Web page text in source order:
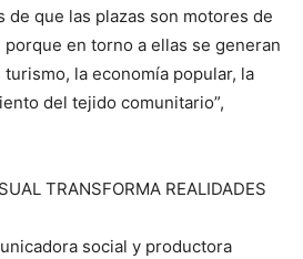
de que las plazas son motores de
en torno a ellas se generan
la economía popular, la
del tejido comunitario”,
TRANSFORMA REALIDADES
social y productora